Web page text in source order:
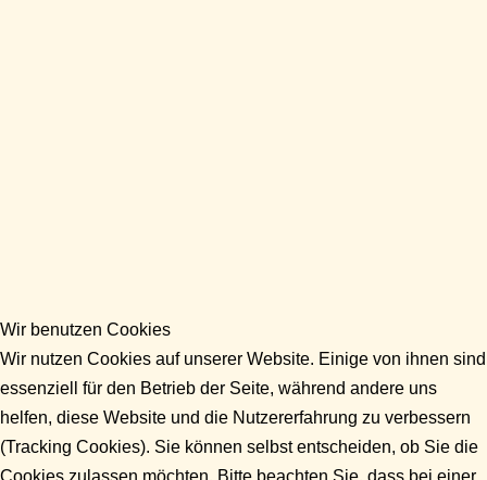
Wir benutzen Cookies
Wir nutzen Cookies auf unserer Website. Einige von ihnen sind
essenziell für den Betrieb der Seite, während andere uns
helfen, diese Website und die Nutzererfahrung zu verbessern
(Tracking Cookies). Sie können selbst entscheiden, ob Sie die
Cookies zulassen möchten. Bitte beachten Sie, dass bei einer